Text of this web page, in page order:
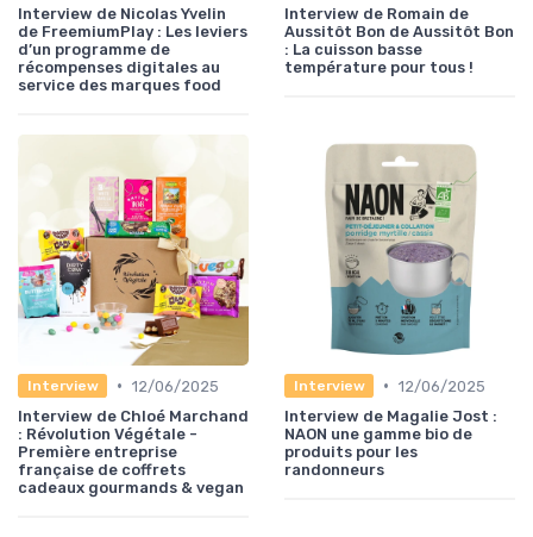
Interview de Nicolas Yvelin
de FreemiumPlay : Les leviers
d’un programme de
récompenses digitales au
service des marques food
Interview de Romain de
Aussitôt Bon de Aussitôt Bon
: La cuisson basse
température pour tous !
Interview • 12/06/2025
Interview de Chloé Marchand
: Révolution Végétale -
Première entreprise
française de coffrets
cadeaux gourmands & vegan
Interview • 12/06/2025
Interview de Magalie Jost :
NAON une gamme bio de
produits pour les
randonneurs